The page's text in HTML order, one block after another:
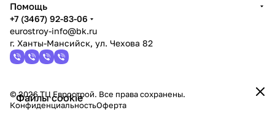
Файлы cookie
Помощь
+7 (3467) 92-83-06
eurostroy-info@bk.ru
г. Ханты-Мансийск, ул. Чехова 82
© 2026 ТЦ Еврострой. Все права сохранены.
КонфиденциальностьОферта